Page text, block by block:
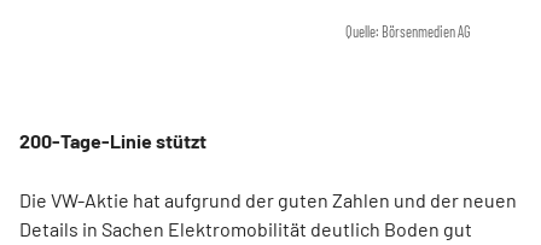
Quelle: Börsenmedien AG
200-Tage-Linie stützt
Die VW-Aktie hat aufgrund der guten Zahlen und der neuen
Details in Sachen Elektromobilität deutlich Boden gut